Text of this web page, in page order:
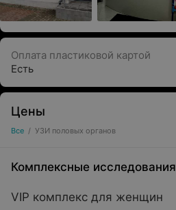
Оплата пластиковой картой
Есть
Цены
Все / УЗИ половых органов
Комплексные исследования
VIP комплекс для женщин